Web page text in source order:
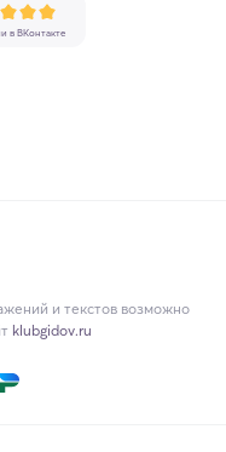
в ВКонтакте
и текстов возможно
klubgidov.ru